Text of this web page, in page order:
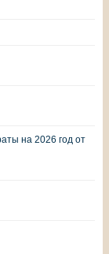
на 2026 год от